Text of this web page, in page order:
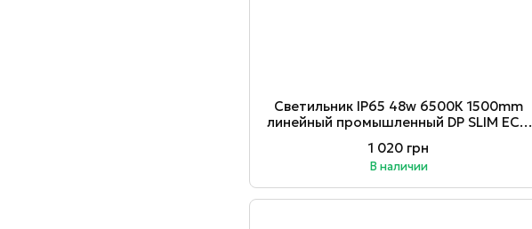
Светильник ІР65 48w 6500К 1500mm
линейный промышленный DP SLIM ECO
1 020 грн
В наличии